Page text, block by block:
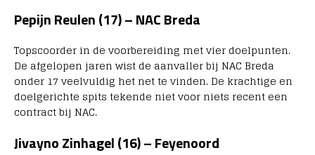
Pepijn Reulen (17) – NAC Breda
Topscoorder in de voorbereiding met vier doelpunten.
De afgelopen jaren wist de aanvaller bij NAC Breda
onder 17 veelvuldig het net te vinden. De krachtige en
doelgerichte spits tekende niet voor niets recent een
contract bij NAC.
Jivayno Zinhagel (16) – Feyenoord